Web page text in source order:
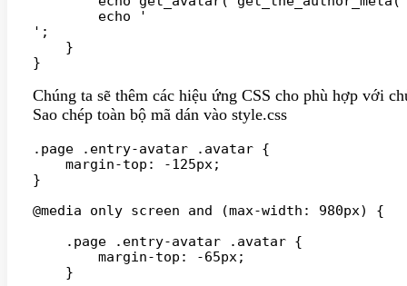
	echo '
';
    }
Chúng ta sẽ thêm các hiệu ứng CSS cho phù hợp với
Sao chép toàn bộ mã dán vào style.css
.page .entry-avatar .avatar {
    margin-top: -125px;
}
@media only screen and (max-width: 980px) {
    .page .entry-avatar .avatar {
        margin-top: -65px;
    }